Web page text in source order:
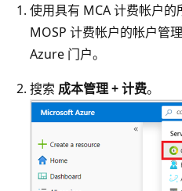
使用具有 MCA 计费帐户
MOSP 计费帐户的帐户管
Azure 门户。
搜索 成本管理 + 计费。